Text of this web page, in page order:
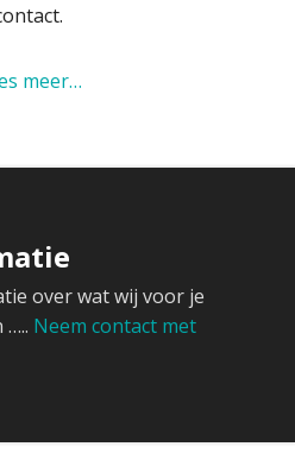
meer…
over wat wij voor je
….. Neem contact met